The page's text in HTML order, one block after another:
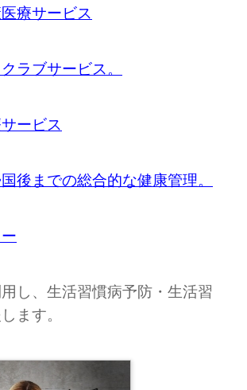
療サービス
ラブサービス。
ービス
後までの総合的な健康管理。
し、生活習慣病予防・生活習
ます。